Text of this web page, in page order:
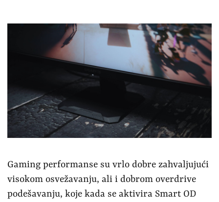
Gaming performanse su vrlo dobre zahvaljujući
visokom osvežavanju, ali i dobrom overdrive
podešavanju, koje kada se aktivira Smart OD